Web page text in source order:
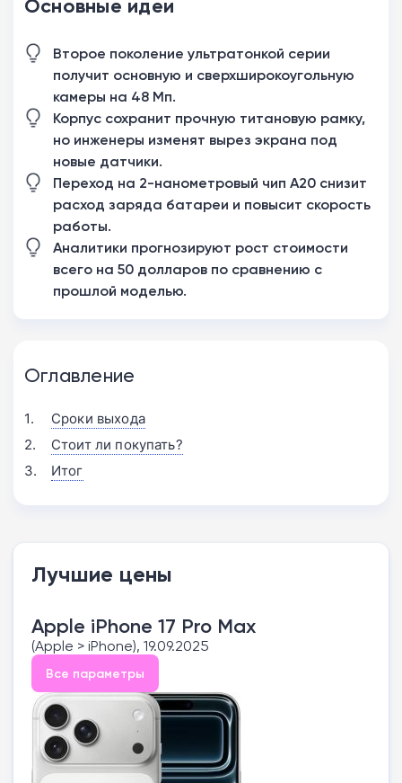
Основные идеи
Второе поколение ультратонкой серии
получит основную и сверхширокоугольную
камеры на 48 Мп.
Корпус сохранит прочную титановую рамку,
но инженеры изменят вырез экрана под
новые датчики.
Переход на 2-нанометровый чип A20 снизит
расход заряда батареи и повысит скорость
работы.
Аналитики прогнозируют рост стоимости
всего на 50 долларов по сравнению с
прошлой моделью.
Оглавление
Сроки выхода
Стоит ли покупать?
Итог
Лучшие цены
Apple iPhone 17 Pro Max
(Apple > iPhone), 19.09.2025
Все параметры